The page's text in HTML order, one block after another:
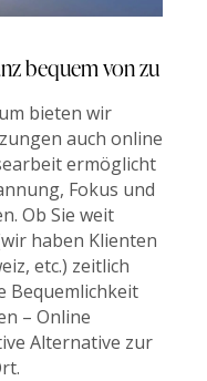
bequem von zu
bieten wir
auch online
ermöglicht
Fokus und
Ob Sie weit
haben Klienten
etc.) zeitlich
Bequemlichkeit
– Online
Alternative zur